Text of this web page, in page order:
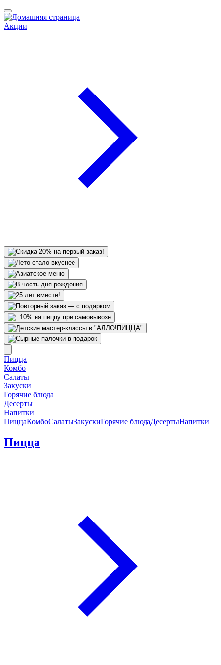
Акции
Пицца
Комбо
Салаты
Закуски
Горячие блюда
Десерты
Напитки
ПиццаКомбоСалатыЗакускиГорячие блюдаДесертыНапитки
Пицца